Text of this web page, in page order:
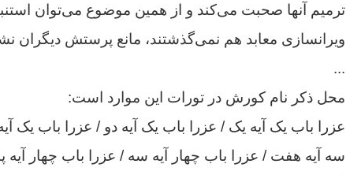
ترمیم آنها صحبت می‌کند و از همین موضوع می‌توان
ویرانسازی معابد هم نمی‌گذشتند، مانع پرستش دیگران
...
محل ذکر نام کورش در تورات این موارد است:
عزرا باب یک آیه یک / عزرا باب یک آیه دو / عزرا باب
سه آیه هفت / عزرا باب چهار آیه سه / عزرا باب چهار آیه